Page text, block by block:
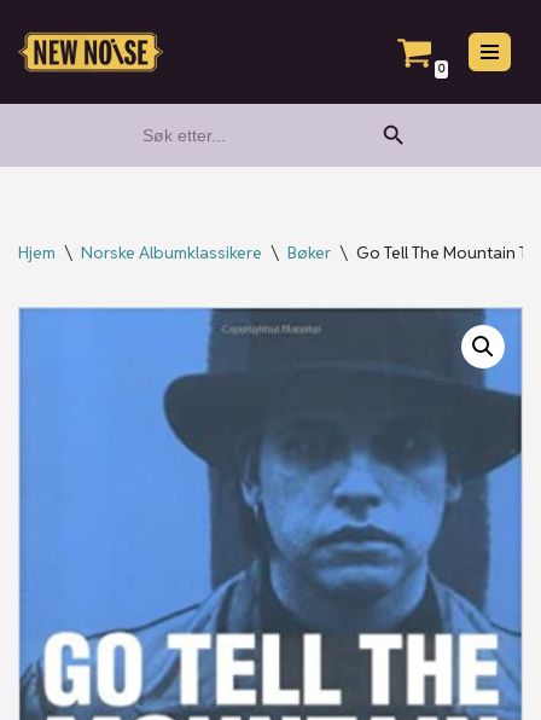
Hopp
0
for:
Search Button
Hjem \ Norske Albumklassikere \ Bøker \ Go Tell The Mountain